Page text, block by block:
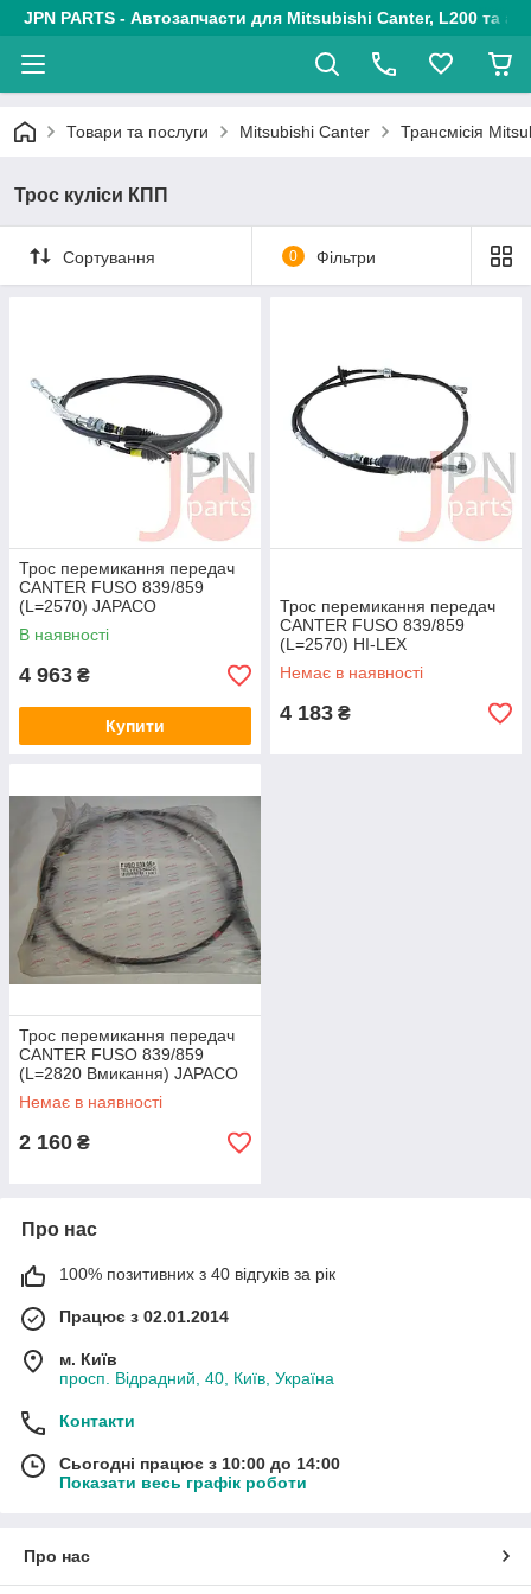
JPN PARTS - Автозапчасти для Mitsubishi Canter, L200 та
Товари та послуги Mitsubishi Canter Трансмісія
Трос куліси КПП
Сортування 0 Фільтри
Трос перемикання передач
CANTER FUSO 839/859
(L=2570) JAPACO
В наявності
4 963 ₴
Купити
Трос перемикання передач
CANTER FUSO 839/859
(L=2570) HI-LEX
Немає в наявності
4 183 ₴
Трос перемикання передач
CANTER FUSO 839/859
(L=2820 Вмикання) JAPACO
Немає в наявності
2 160 ₴
Про нас
100% позитивних з 40 відгуків за рік
Працює з 02.01.2014
м. Київ
просп. Відрадний, 40, Київ, Україна
Контакти
Сьогодні працює з 10:00 до 14:00
Показати весь графік роботи
Про нас